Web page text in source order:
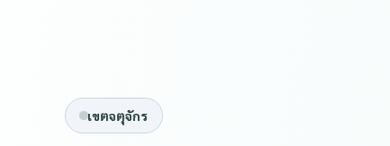
เขตจตุจักร